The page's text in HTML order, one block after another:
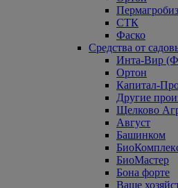
СТК
Фаско
Средства от
Инта-Вир
Ортон
Капитал-
Другие
Щелково
Август
Башинком
БиоМастер
Бона форте
Ваше